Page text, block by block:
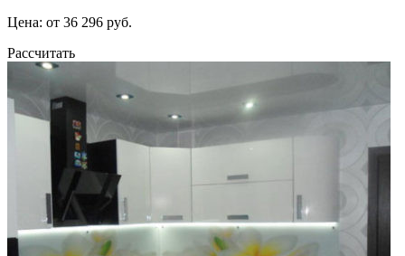
Цена: от 36 296 руб.
Рассчитать